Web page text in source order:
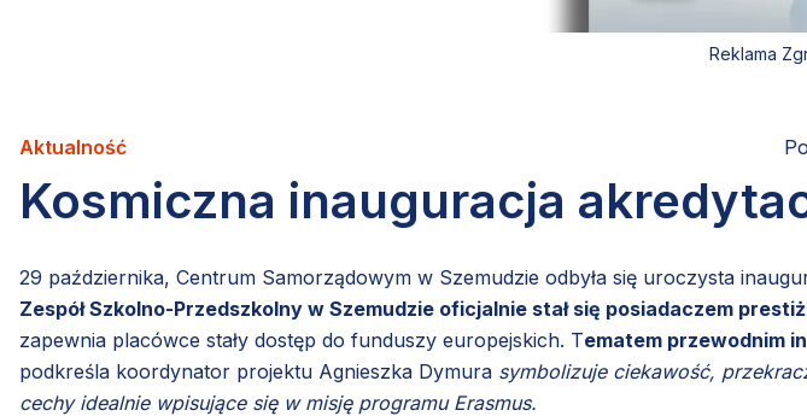
Reklama
Aktualność
Kosmiczna inauguracja
29 października, Centrum Samorządowym w Szemudzie odbyła się uroczysta
Zespół Szkolno-Przedszkolny w Szemudzie oficjalnie stał się posiadaczem
zapewnia placówce stały dostęp do funduszy europejskich. Tematem przewodnim
podkreśla koordynator projektu Agnieszka Dymura symbolizuje ciekawość,
cechy idealnie wpisujące się w misję programu Erasmus.